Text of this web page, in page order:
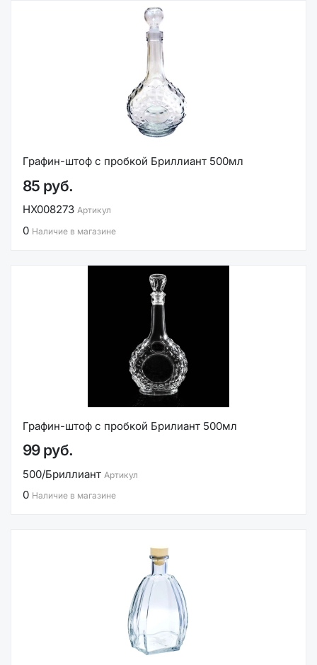
Графин-штоф с пробкой Бриллиант 500мл
85 руб.
НХ008273 Артикул
0 Наличие в магазине
Графин-штоф с пробкой Брилиант 500мл
99 руб.
500/Бриллиант Артикул
0 Наличие в магазине